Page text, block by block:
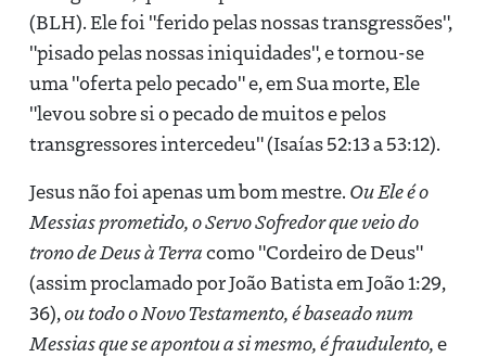
(BLH). Ele foi "ferido pelas nossas transgressões",
"pisado pelas nossas iniquidades", e tornou-se
uma "oferta pelo pecado" e, em Sua morte, Ele
"levou sobre si o pecado de muitos e pelos
transgressores intercedeu" (Isaías 52:13 a 53:12).
Jesus não foi apenas um bom mestre. Ou Ele é o
Messias prometido, o Servo Sofredor que veio do
trono de Deus à Terracomo "Cordeiro de Deus"
(assim proclamado por João Batista em João 1:29,
36),ou todo o Novo Testamento, é baseado num
Messias que se apontou a si mesmo, é fraudulento,e